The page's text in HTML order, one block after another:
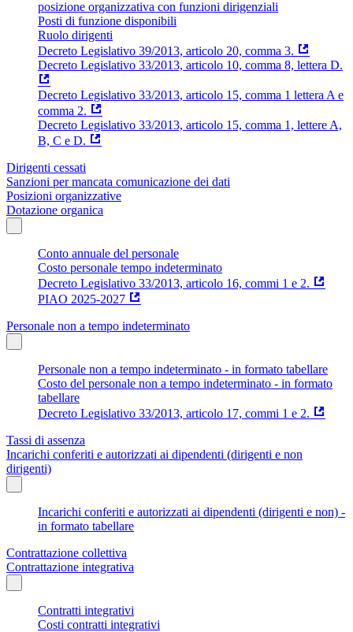
posizione organizzativa con funzioni dirigenziali
Posti di funzione disponibili
Ruolo dirigenti
Decreto Legislativo 39/2013, articolo 20, comma 3.
Decreto Legislativo 33/2013, articolo 10, comma 8, lettera D.
Decreto Legislativo 33/2013, articolo 15, comma 1 lettera A e
comma 2.
Decreto Legislativo 33/2013, articolo 15, comma 1, lettere A,
B, C e D.
Dirigenti cessati
Sanzioni per mancata comunicazione dei dati
Posizioni organizzative
Dotazione organica
Conto annuale del personale
Costo personale tempo indeterminato
Decreto Legislativo 33/2013, articolo 16, commi 1 e 2.
PIAO 2025-2027
Personale non a tempo indeterminato
Personale non a tempo indeterminato - in formato tabellare
Costo del personale non a tempo indeterminato - in formato
tabellare
Decreto Legislativo 33/2013, articolo 17, commi 1 e 2.
Tassi di assenza
Incarichi conferiti e autorizzati ai dipendenti (dirigenti e non
dirigenti)
Incarichi conferiti e autorizzati ai dipendenti (dirigenti e non) -
in formato tabellare
Contrattazione collettiva
Contrattazione integrativa
Contratti integrativi
Costi contratti integrativi